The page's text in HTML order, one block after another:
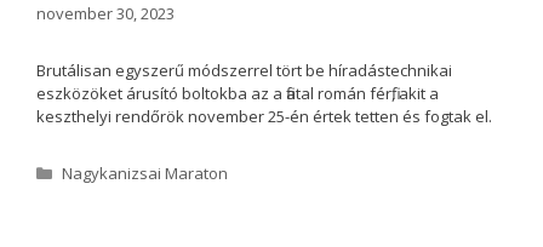
november 30, 2023
Brutálisan egyszerű módszerrel tört be híradástechnikai
eszközöket árusító boltokba az a fiatal román férfi, akit a
keszthelyi rendőrök november 25-én értek tetten és fogtak el.
K
Nagykanizsai Maraton